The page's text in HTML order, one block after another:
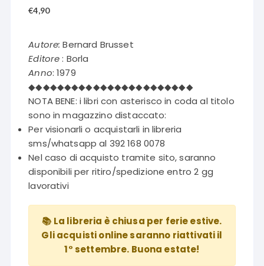
€4,90
Autore: Bernard Brusset
Editore: Borla
Anno: 1979
◆◆◆◆◆◆◆◆◆◆◆◆◆◆◆◆◆◆◆◆◆◆◆
NOTA BENE: i libri con asterisco in coda al titolo
sono in magazzino distaccato:
Per visionarli o acquistarli in libreria
sms/whatsapp al 392 168 0078
Nel caso di acquisto tramite sito, saranno
disponibili per ritiro/spedizione entro 2 gg
lavorativi
📚 La libreria è chiusa per ferie estive.
Gli acquisti online saranno riattivati il
1° settembre. Buona estate!